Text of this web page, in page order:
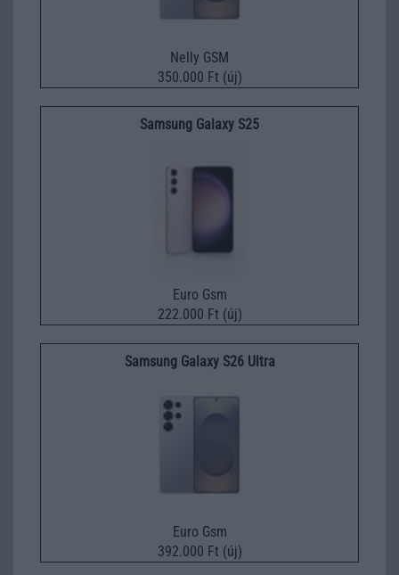
Nelly GSM
350.000 Ft (új)
Samsung Galaxy S25
Euro Gsm
222.000 Ft (új)
Samsung Galaxy S26 Ultra
Euro Gsm
392.000 Ft (új)